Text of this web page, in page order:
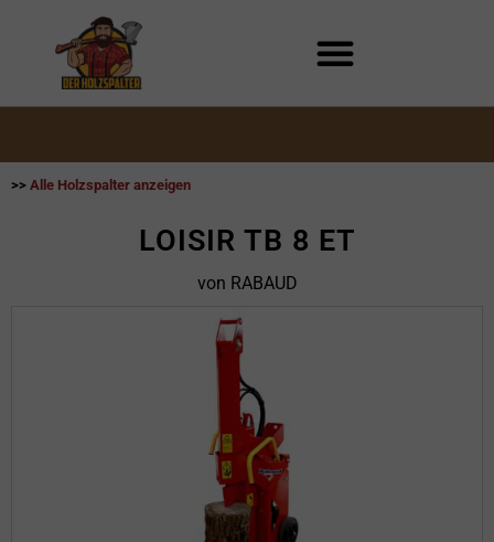
>> Alle Holzspalter anzeigen
LOISIR TB 8 ET
von RABAUD